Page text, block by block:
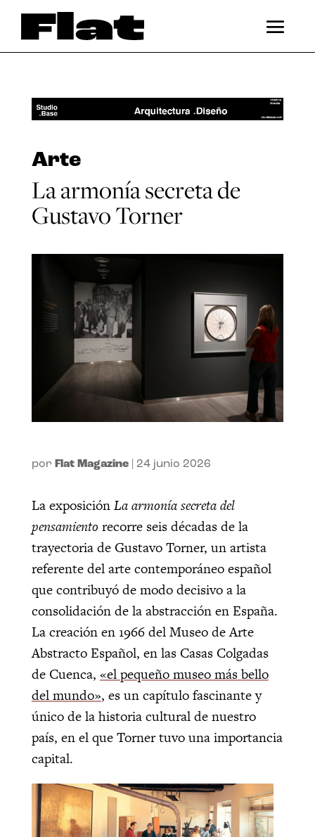
Arte
La armonía secreta de
Gustavo Torner
por Flat Magazine| 24 junio 2026
La exposiciónLa armonía secreta del
pensamiento recorre seis décadas de la
trayectoria de Gustavo Torner, un artista
referente del arte contemporáneo español
que contribuyó de modo decisivo a la
consolidación de la abstracción en España.
La creación en 1966 del Museo de Arte
Abstracto Español, en las Casas Colgadas
de Cuenca, «el pequeño museo más bello
del mundo», es un capítulo fascinante y
único de la historia cultural de nuestro
país, en el que Torner tuvo una importancia
capital.